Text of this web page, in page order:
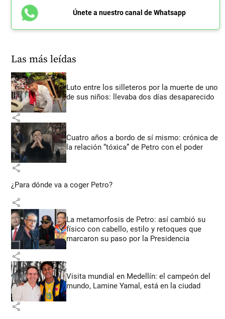
Únete a nuestro canal de Whatsapp
Las más leídas
Luto entre los silleteros por la muerte de uno
de sus niños: llevaba dos días desaparecido
share
Cuatro años a bordo de sí mismo: crónica de
la relación “tóxica” de Petro con el poder
share
¿Para dónde va a coger Petro?
share
La metamorfosis de Petro: así cambió su
físico con cabello, estilo y retoques que
marcaron su paso por la Presidencia
share
Visita mundial en Medellín: el campeón del
mundo, Lamine Yamal, está en la ciudad
share